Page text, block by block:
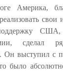
Америка,
свои
сделал
Он выступил с
было